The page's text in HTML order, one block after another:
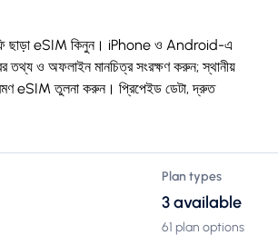
ফি ছাড়া eSIM কিনুন। iPhone ও Android-এ
তথ্য ও অফলাইন মানচিত্র সংরক্ষণ করুন; স্থানীয়
eSIM তুলনা করুন। প্রিপেইড ডেটা, দ্রুত
Plan types
3 available
61 plan options